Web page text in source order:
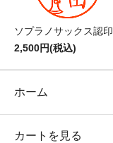
ソプラノサックス認印
2,500円(税込)
ホーム
カートを見る